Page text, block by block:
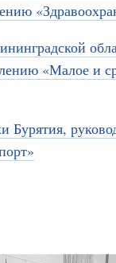
«Малое и
Бурятия,
3
24
Для